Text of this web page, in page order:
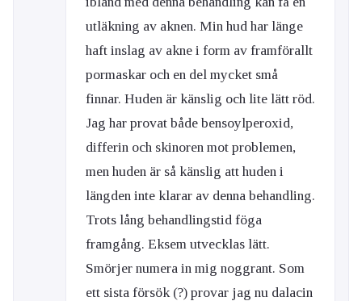
utläkning av aknen. Min hud har länge
haft inslag av akne i form av framförallt
pormaskar och en del mycket små
finnar. Huden är känslig och lite lätt röd.
Jag har provat både bensoylperoxid,
differin och skinoren mot problemen,
men huden är så känslig att huden i
längden inte klarar av denna behandling.
Trots lång behandlingstid föga
framgång. Eksem utvecklas lätt.
Smörjer numera in mig noggrant. Som
ett sista försök (?) provar jag nu dalacin